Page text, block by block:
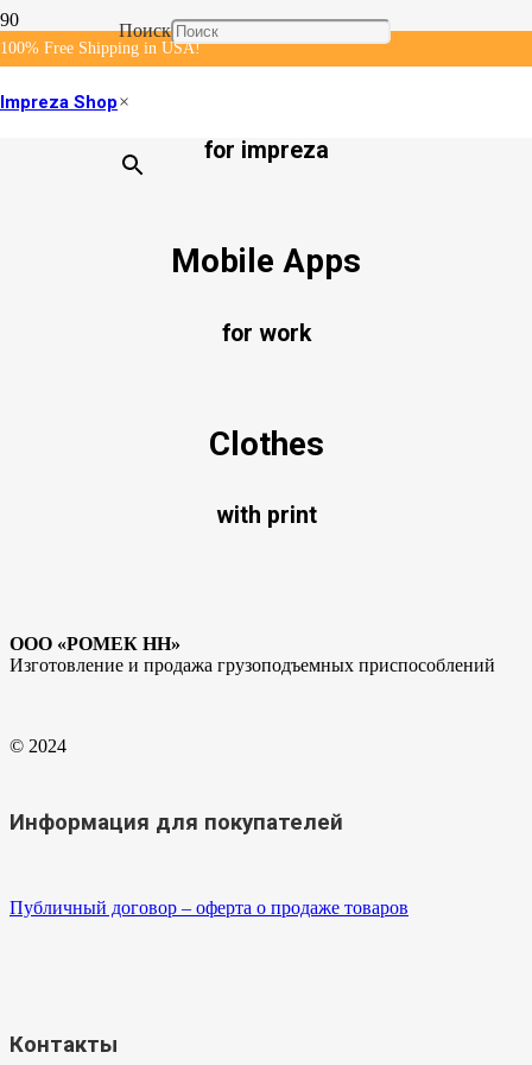
100% Free Shipping in USA!
Impreza Shop
Поиск
×
Album Cover
for impreza
Mobile Apps
for work
Clothes
with print
ООО «РОМЕК НН»
Изготовление и продажа грузоподъемных приспособлений
© 2024
Информация для покупателей
Публичный договор – оферта о продаже товаров
Контакты